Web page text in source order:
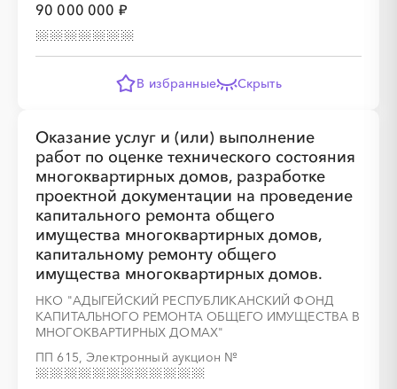
90 000 000 ₽
В избранные Скрыть
Оказание услуг и (или) выполнение
работ по оценке технического состояния
многоквартирных домов, разработке
проектной документации на проведение
капитального ремонта общего
имущества многоквартирных домов,
капитальному ремонту общего
имущества многоквартирных домов.
НКО "АДЫГЕЙСКИЙ РЕСПУБЛИКАНСКИЙ ФОНД
КАПИТАЛЬНОГО РЕМОНТА ОБЩЕГО ИМУЩЕСТВА В
МНОГОКВАРТИРНЫХ ДОМАХ"
ПП 615, Электронный аукцион №